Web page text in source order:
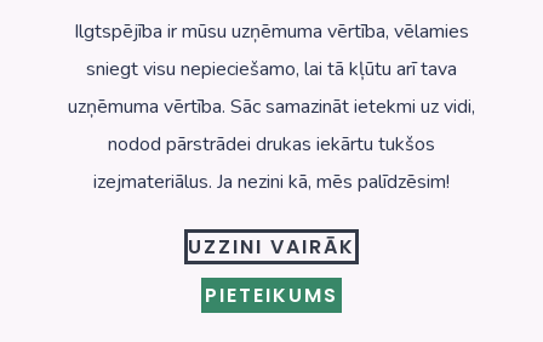
Ilgtspējība ir mūsu uzņēmuma vērtība, vēlamies
sniegt visu nepieciešamo, lai tā kļūtu arī tava
uzņēmuma vērtība. Sāc samazināt ietekmi uz vidi,
nodod pārstrādei drukas iekārtu tukšos
izejmateriālus. Ja nezini kā, mēs palīdzēsim!
UZZINI VAIRĀK
PIETEIKUMS